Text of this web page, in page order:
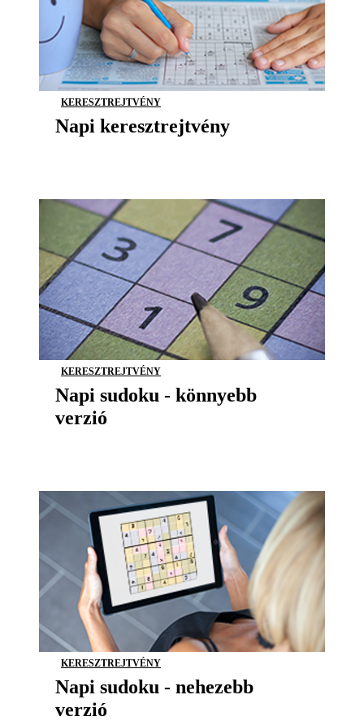
KERESZTREJTVÉNY
Napi keresztrejtvény
KERESZTREJTVÉNY
Napi sudoku - könnyebb
verzió
KERESZTREJTVÉNY
Napi sudoku - nehezebb
verzió